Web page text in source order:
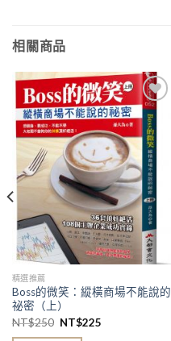
相關商品
加入
「願
望清
單」
精選推薦
Boss的微笑：縱橫商場不能說的
祕密（上）
NT$250 NT$225